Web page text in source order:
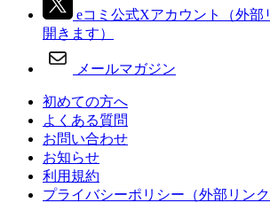
eコミ公式Xアカウント
（外
開きます）
メールマガジン
初めての方へ
よくある質問
お問い合わせ
お知らせ
利用規約
プライバシーポリシー （外部リン